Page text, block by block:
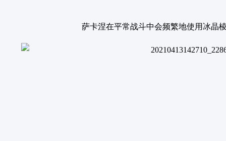
萨卡涅在平常战斗中会频繁地使用冰晶